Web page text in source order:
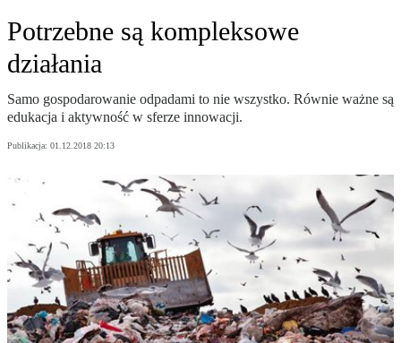
Potrzebne są kompleksowe
działania
Samo gospodarowanie odpadami to nie wszystko. Równie ważne są
edukacja i aktywność w sferze innowacji.
Publikacja: 01.12.2018 20:13